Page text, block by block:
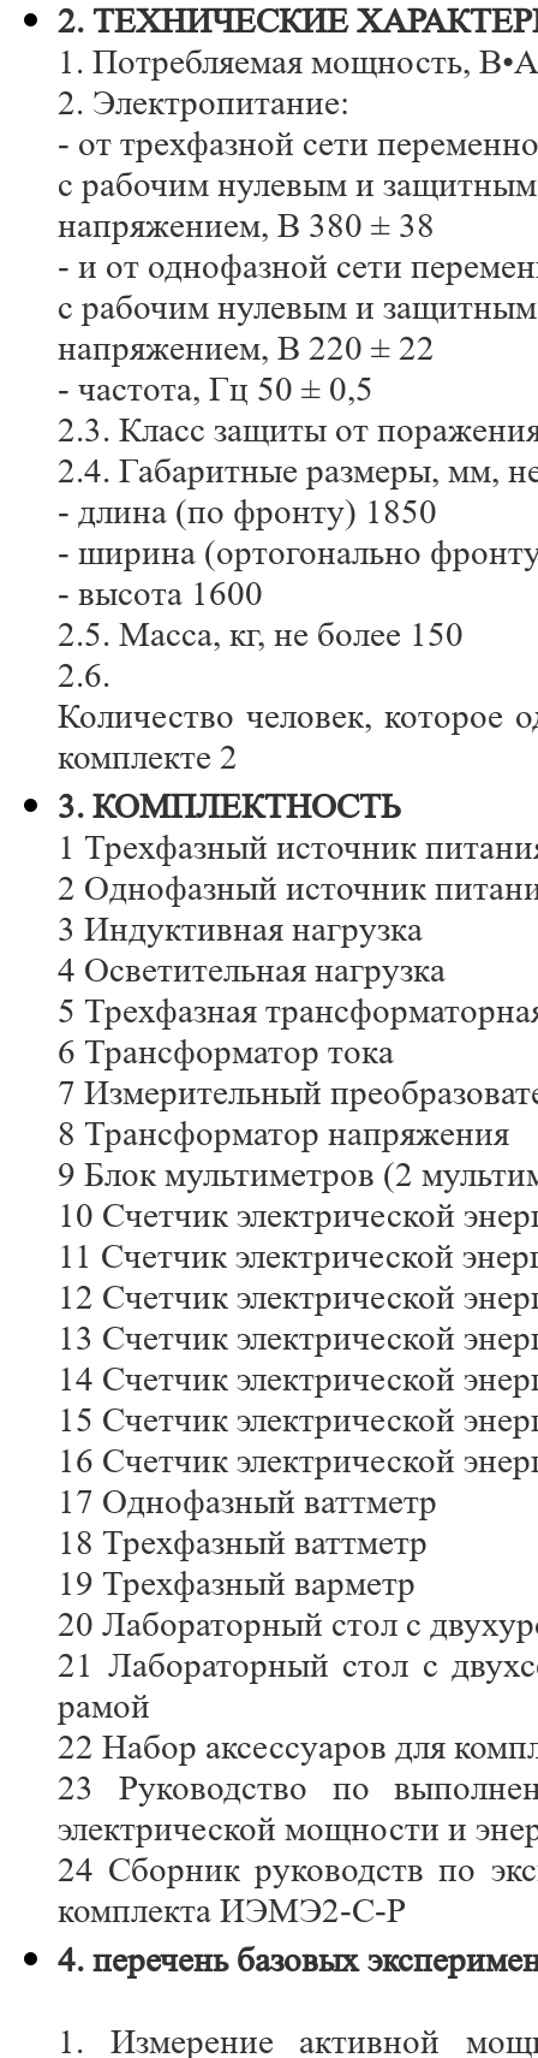
2. ТЕХНИЧЕСКИЕ
1. Потребляемая мощность,
2. Электропитание:
- от трехфазной сети
с рабочим нулевым и
напряжением, В 380 ± 38
- и от однофазной сети
с рабочим нулевым и
напряжением, В 220 ± 22
- частота, Гц 50 ± 0,5
2.3. Класс защиты от
2.4. Габаритные размеры, мм,
- длина (по фронту) 1850
- ширина (ортогонально
- высота 1600
2.5. Масса, кг, не более 150
2.6.
Количество человек, которое
комплекте 2
3. КОМПЛЕКТНОСТЬ
1 Трехфазный источник
2 Однофазный источник
3 Индуктивная нагрузка
4 Осветительная нагрузка
5 Трехфазная
6 Трансформатор тока
7 Измерительный
8 Трансформатор напряжения
9 Блок мультиметров (2
10 Счетчик электрической
11 Счетчик электрической
12 Счетчик электрической
13 Счетчик электрической
14 Счетчик электрической
15 Счетчик электрической
16 Счетчик электрической
17 Однофазный ваттметр
18 Трехфазный ваттметр
19 Трехфазный варметр
20 Лабораторный стол с
21 Лабораторный стол с
рамой
22 Набор аксессуаров для
23 Руководство по
электрической мощности и
24 Сборник руководств по
комплекта ИЭМЭ2-С-Р
4. перечень базовых
1. Измерение активной